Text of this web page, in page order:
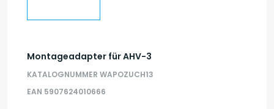
Montageadapter für AHV-3
KATALOGNUMMER WAPOZUCH13
EAN 5907624010666